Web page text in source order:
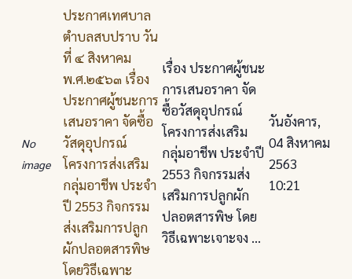
No
image
ประกาศเทศบาล
ตําบลสบปราบ วัน
ที่ ๔ สิงหาคม
พ.ศ.๒๕๖๓ เรื่อง
ประกาศผู้ชนะการ
เสนอราคา จัดซื้อ
วัสดุอุปกรณ์
โครงการส่งเสริม
กลุ่มอาชีพ ประจํา
ปี 2553 กิจกรรม
ส่งเสริมการปลูก
ผักปลอตสารพิษ
โดยวิธีเฉพาะ
เรื่อง ประกาศผู้ชนะ
การเสนอราคา จัด
ซื้อวัสดุอุปกรณ์
โครงการส่งเสริม
กลุ่มอาชีพ ประจําปี
2553 กิจกรรมส่ง
เสริมการปลูกผัก
ปลอตสารพิษ โดย
วิธีเฉพาะเจาะจง ...
วันอังคาร,
04 สิงหาคม
2563
10:21